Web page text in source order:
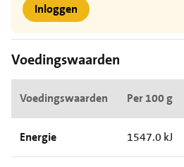
Inloggen
Voedingswaarden
Voedingswaarden Per 100 g
Energie 1547.0 kJ